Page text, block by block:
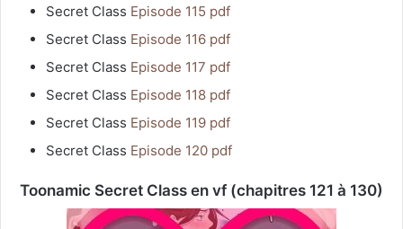
Secret Class Episode 115 pdf
Secret Class Episode 116 pdf
Secret Class Episode 117 pdf
Secret Class Episode 118 pdf
Secret Class Episode 119 pdf
Secret Class Episode 120 pdf
Toonamic Secret Class en vf (chapitres 121 à 130)